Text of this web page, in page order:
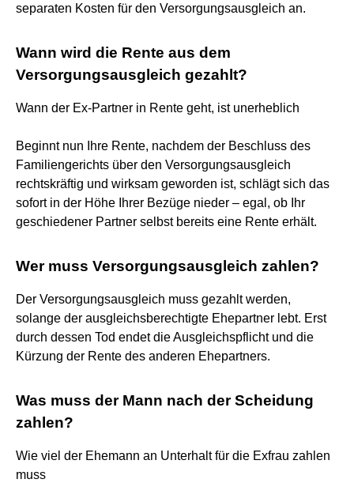
separaten Kosten für den Versorgungsausgleich an.
Wann wird die Rente aus dem
Versorgungsausgleich gezahlt?
Wann der Ex-Partner in Rente geht, ist unerheblich
Beginnt nun Ihre Rente, nachdem der Beschluss des
Familiengerichts über den Versorgungsausgleich
rechtskräftig und wirksam geworden ist, schlägt sich das
sofort in der Höhe Ihrer Bezüge nieder – egal, ob Ihr
geschiedener Partner selbst bereits eine Rente erhält.
Wer muss Versorgungsausgleich zahlen?
Der Versorgungsausgleich muss gezahlt werden,
solange der ausgleichsberechtigte Ehepartner lebt. Erst
durch dessen Tod endet die Ausgleichspflicht und die
Kürzung der Rente des anderen Ehepartners.
Was muss der Mann nach der Scheidung
zahlen?
Wie viel der Ehemann an Unterhalt für die Exfrau zahlen
muss